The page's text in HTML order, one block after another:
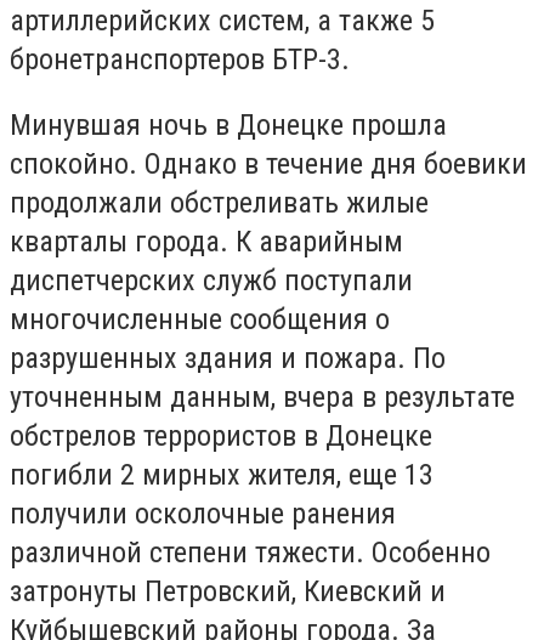
артиллерийских систем, а также 5
бронетранспортеров БТР-3.
Минувшая ночь в Донецке прошла
спокойно. Однако в течение дня боевики
продолжали обстреливать жилые
кварталы города. К аварийным
диспетчерских служб поступали
многочисленные сообщения о
разрушенных здания и пожара. По
уточненным данным, вчера в результате
обстрелов террористов в Донецке
погибли 2 мирных жителя, еще 13
получили осколочные ранения
различной степени тяжести. Особенно
затронуты Петровский, Киевский и
Куйбышевский районы города. За